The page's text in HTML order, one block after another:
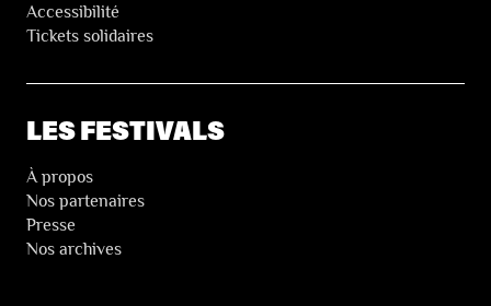
Accessibilité
Tickets solidaires
LES FESTIVALS
À propos
Nos partenaires
Presse
Nos archives